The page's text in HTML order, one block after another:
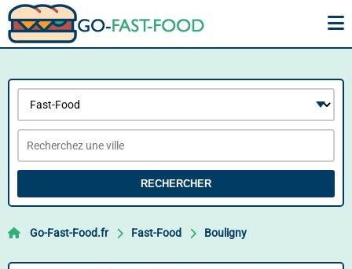
RECHERCHER
Go-Fast-Food.fr Fast-Food Bouligny